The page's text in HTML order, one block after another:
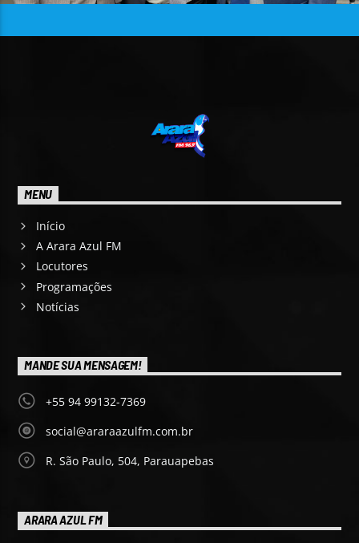
MENU
Início
A Arara Azul FM
Locutores
Programações
Notícias
MANDE SUA MENSAGEM!
+55 94 99132-7369
social@araraazulfm.com.br
R. São Paulo, 504, Parauapebas
ARARA AZUL FM